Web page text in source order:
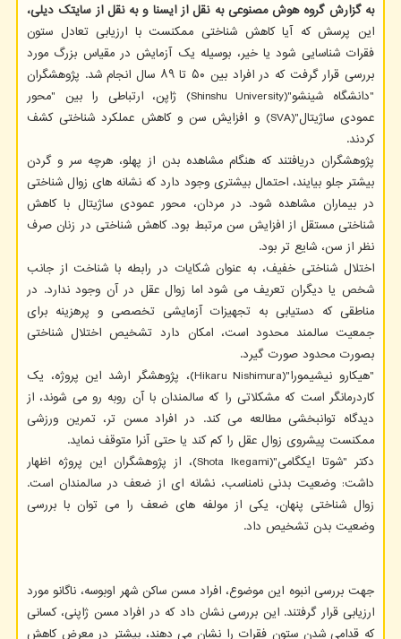
به گزارش گروه هوش مصنوعی به نقل از ایسنا و به نقل از سایتک دیلی،
این پرسش که آیا کاهش شناختی ممکنست با ارزیابی تعادل ستون
فقرات شناسایی شود یا خیر، بوسیله یک آزمایش در مقیاس بزرگ مورد
بررسی قرار گرفت که در افراد بین ۵۰ تا ۸۹ سال انجام شد. پژوهشگران
"دانشگاه شینشو"(Shinshu University) ژاپن، ارتباطی را بین "محور
عمودی ساژیتال"(SVA) و افزایش سن و کاهش عملکرد شناختی کشف
کردند.
پژوهشگران دریافتند که هنگام مشاهده بدن از پهلو، هرچه سر و گردن
بیشتر جلو بیایند، احتمال بیشتری وجود دارد که نشانه های زوال شناختی
در بیماران مشاهده شود. در مردان، محور عمودی ساژیتال با کاهش
شناختی مستقل از افزایش سن مرتبط بود. کاهش شناختی در زنان صرف
نظر از سن، شایع تر بود.
اختلال شناختی خفیف، به عنوان شکایات در رابطه با شناخت از جانب
شخص یا دیگران تعریف می شود اما زوال عقل در آن وجود ندارد. در
مناطقی که دستیابی به تجهیزات آزمایشی تخصصی و پرهزینه برای
جمعیت سالمند محدود است، امکان دارد تشخیص اختلال شناختی
بصورت محدود صورت گیرد.
"هیکارو نیشیمورا"(Hikaru Nishimura)، پژوهشگر ارشد این پروژه، یک
کاردرمانگر است که مشکلاتی را که سالمندان با آن روبه رو می شوند، از
دیدگاه توانبخشی مطالعه می کند. در افراد مسن تر، تمرین ورزشی
ممکنست پیشروی زوال عقل را کم کند یا حتی آنرا متوقف نماید.
دکتر "شوتا ایکگامی"(Shota Ikegami)، از پژوهشگران این پروژه اظهار
داشت: وضعیت بدنی نامناسب، نشانه ای از ضعف در سالمندان است.
زوال شناختی پنهان، یکی از مولفه های ضعف را می توان با بررسی
وضعیت بدن تشخیص داد.
جهت بررسی انبوه این موضوع، افراد مسن ساکن شهر اوبوسه، ناگانو مورد
ارزیابی قرار گرفتند. این بررسی نشان داد که در افراد مسن ژاپنی، کسانی
که قدامی شدن ستون فقرات را نشان می دهند، بیشتر در معرض کاهش